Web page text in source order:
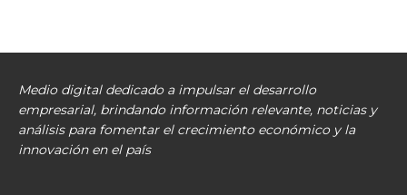
Medio digital dedicado a impulsar el desarrollo
empresarial, brindando información relevante, noticias y
análisis para fomentar el crecimiento económico y la
innovación en el país